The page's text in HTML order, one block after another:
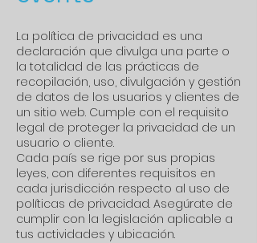
La política de privacidad es una
declaración que divulga una parte o
la totalidad de las prácticas de
recopilación, uso, divulgación y gestión
de datos de los usuarios y clientes de
un sitio web. Cumple con el requisito
legal de proteger la privacidad de un
usuario o cliente.
Cada país se rige por sus propias
leyes, con diferentes requisitos en
cada jurisdicción respecto al uso de
políticas de privacidad. Asegúrate de
cumplir con la legislación aplicable a
tus actividades y ubicación.